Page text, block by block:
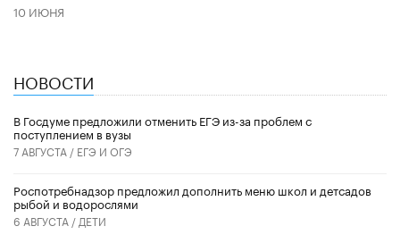
10 ИЮНЯ
НОВОСТИ
В Госдуме предложили отменить ЕГЭ из-за проблем с
поступлением в вузы
7 АВГУСТА / ЕГЭ И ОГЭ
Роспотребнадзор предложил дополнить меню школ и детсадов
рыбой и водорослями
6 АВГУСТА / ДЕТИ